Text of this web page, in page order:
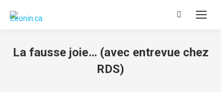
Recherche
La fausse joie… (avec entrevue chez
RDS)